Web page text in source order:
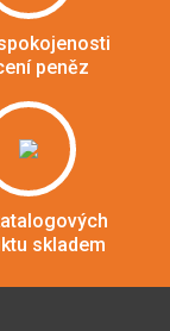
peněz
skladem